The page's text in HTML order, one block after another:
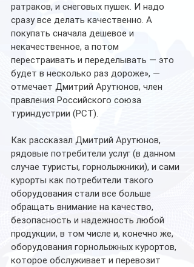
ратраков, и снеговых пушек. И надо
сразу все делать качественно. А
покупать сначала дешевое и
некачественное, а потом
перестраивать и переделывать — это
будет в несколько раз дороже», —
отмечает Дмитрий Арутюнов, член
правления Российского союза
туриндустрии (РСТ).
Как рассказал Дмитрий Арутюнов,
рядовые потребители услуг (в данном
случае туристы, горнолыжники), и сами
курорты как потребители такого
оборудования стали все больше
обращать внимание на качество,
безопасность и надежность любой
продукции, в том числе и, конечно же,
оборудования горнолыжных курортов,
которое обслуживает и перевозит